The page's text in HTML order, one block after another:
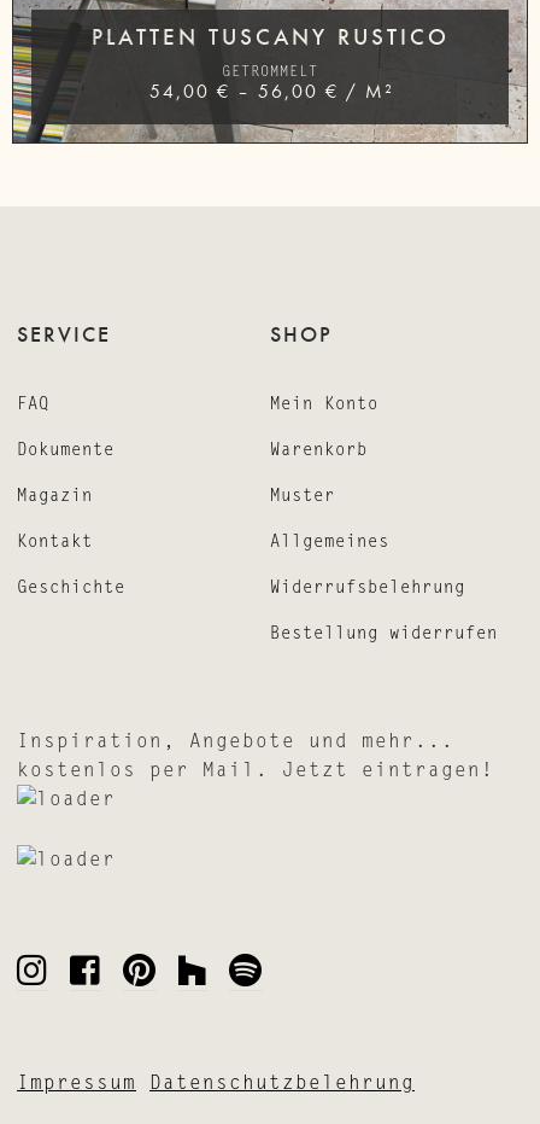
PLATTEN TUSCANY RUSTICO
GETROMMELT
54,00€ – 56,00€ / M²
SERVICE
FAQ
Dokumente
Magazin
Kontakt
Geschichte
SHOP
Mein Konto
Warenkorb
Muster
Allgemeines
Widerrufsbelehrung
Bestellung widerrufen
Inspiration, Angebote und mehr...
kostenlos per Mail. Jetzt eintragen!
Impressum Datenschutzbelehrung